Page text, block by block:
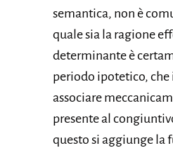
semantica, non è
quale sia la ragione
determinante è
periodo ipotetico,
associare
presente al
questo si aggiunge la